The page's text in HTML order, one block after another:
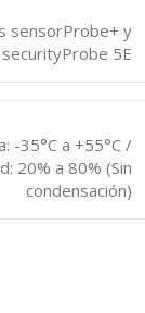
sensorProbe+ y
securityProbe 5E
-35°C a +55°C /
20% a 80% (Sin
condensación)